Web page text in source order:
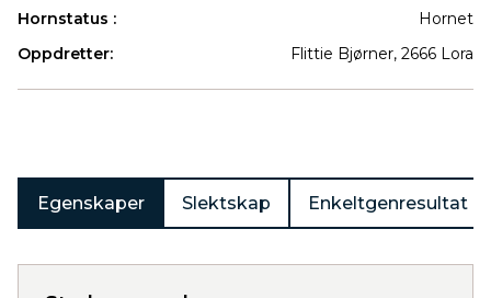
Hornstatus :
Hornet
Oppdretter:
Flittie Bjørner, 2666 Lora
Egenskaper Slektskap Enkeltgenresultat